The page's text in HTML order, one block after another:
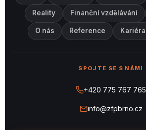
Reality Finanční vzdělávání
O nás Reference Kariéra
SPOJTE SE S NÁMI
+420 775 767 765
info@zfpbrno.cz